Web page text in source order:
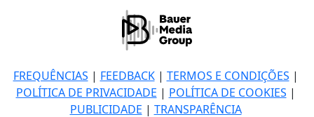
FREQUÊNCIAS | FEEDBACK| TERMOS E CONDIÇÕES |
POLÍTICA DE PRIVACIDADE | POLÍTICA DE COOKIES |
PUBLICIDADE | TRANSPARÊNCIA